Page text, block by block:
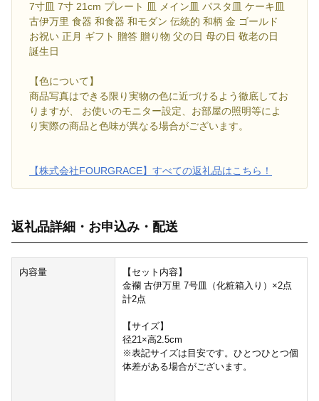
7寸皿 7寸 21cm プレート 皿 メイン皿 パスタ皿 ケーキ皿
古伊万里 食器 和食器 和モダン 伝統的 和柄 金 ゴールド
お祝い 正月 ギフト 贈答 贈り物 父の日 母の日 敬老の日
誕生日
【色について】
商品写真はできる限り実物の色に近づけるよう徹底してお
りますが、 お使いのモニター設定、お部屋の照明等によ
り実際の商品と色味が異なる場合がございます。
【株式会社FOURGRACE】すべての返礼品はこちら！
返礼品詳細・お申込み・配送
内容量
【セット内容】
金襴 古伊万里 7号皿（化粧箱入り）×2点
計2点
【サイズ】
径21×高2.5cm
※表記サイズは目安です。ひとつひとつ個
体差がある場合がございます。